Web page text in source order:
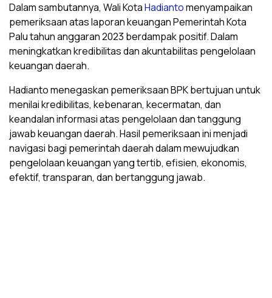
Dalam sambutannya, Wali KotaHadiantomenyampaikan
pemeriksaan atas laporan keuangan Pemerintah Kota
Palu tahun anggaran 2023 berdampak positif. Dalam
meningkatkan kredibilitas dan akuntabilitas pengelolaan
keuangan daerah.
Hadianto menegaskan pemeriksaan BPK bertujuan untuk
menilai kredibilitas, kebenaran, kecermatan, dan
keandalan informasi atas pengelolaan dan tanggung
jawab keuangan daerah. Hasil pemeriksaan ini menjadi
navigasi bagi pemerintah daerah dalam mewujudkan
pengelolaan keuangan yang tertib, efisien, ekonomis,
efektif, transparan, dan bertanggung jawab.